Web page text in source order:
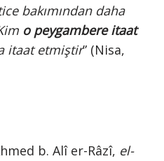
bakımından daha
o peygambere itaat
itaat etmiştir” (Nisa,
b. Alî er-Râzî, el-